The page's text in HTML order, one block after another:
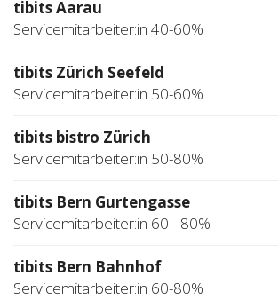
tibits Aarau
Servicemitarbeiter:in 40-60%
tibits Zürich Seefeld
Servicemitarbeiter:in 50-60%
tibits bistro Zürich
Servicemitarbeiter:in 50-80%
tibits Bern Gurtengasse
Servicemitarbeiter:in 60 - 80%
tibits Bern Bahnhof
Servicemitarbeiter:in 60-80%